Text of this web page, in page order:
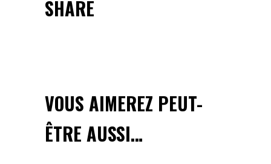
SHARE
VOUS AIMEREZ PEUT-
ÊTRE AUSSI…